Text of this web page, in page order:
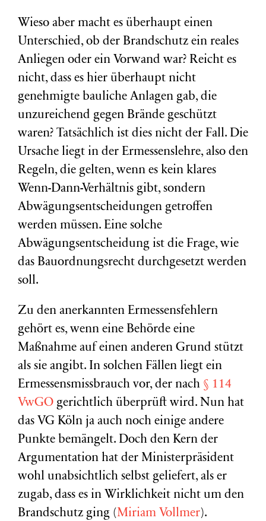
Wieso aber macht es überhaupt einen
Unterschied, ob der Brandschutz ein reales
Anliegen oder ein Vorwand war? Reicht es
nicht, dass es hier überhaupt nicht
genehmigte bauliche Anlagen gab, die
unzureichend gegen Brände geschützt
waren? Tatsächlich ist dies nicht der Fall. Die
Ursache liegt in der Ermessenslehre, also den
Regeln, die gelten, wenn es kein klares
Wenn-Dann-Verhältnis gibt, sondern
Abwägungsentscheidungen getroffen
werden müssen. Eine solche
Abwägungsentscheidung ist die Frage, wie
das Bauordnungsrecht durchgesetzt werden
soll.
Zu den anerkannten Ermessensfehlern
gehört es, wenn eine Behörde eine
Maßnahme auf einen anderen Grund stützt
als sie angibt. In solchen Fällen liegt ein
Ermessensmissbrauch vor, der nach § 114
VwGO gerichtlich überprüft wird. Nun hat
das VG Köln ja auch noch einige andere
Punkte bemängelt. Doch den Kern der
Argumentation hat der Ministerpräsident
wohl unabsichtlich selbst geliefert, als er
zugab, dass es in Wirklichkeit nicht um den
Brandschutz ging (Miriam Vollmer).